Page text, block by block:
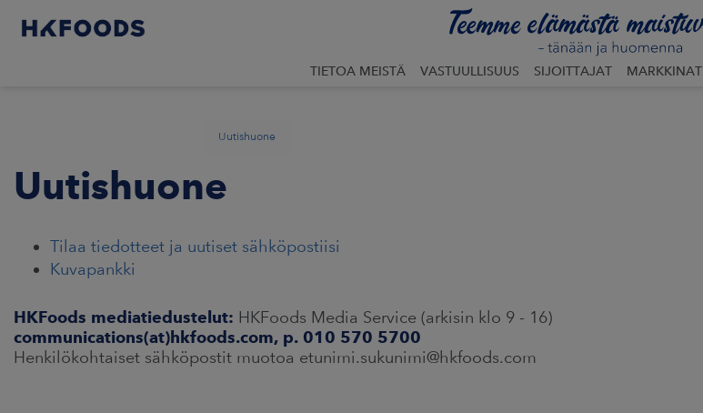
TIETOA MEISTÄ VASTUULLISUUS SIJOITTAJAT MARKKINAT
Uutishuone
Uutishuone
Tilaa tiedotteet ja uutiset sähköpostiisi
Kuvapankki
HKFoods mediatiedustelut: HKFoods Media Service (arkisin klo 9 - 16)
communications(at)hkfoods.com, p. 010 570 5700
Henkilökohtaiset sähköpostit muotoa etunimi.sukunimi@hkfoods.com